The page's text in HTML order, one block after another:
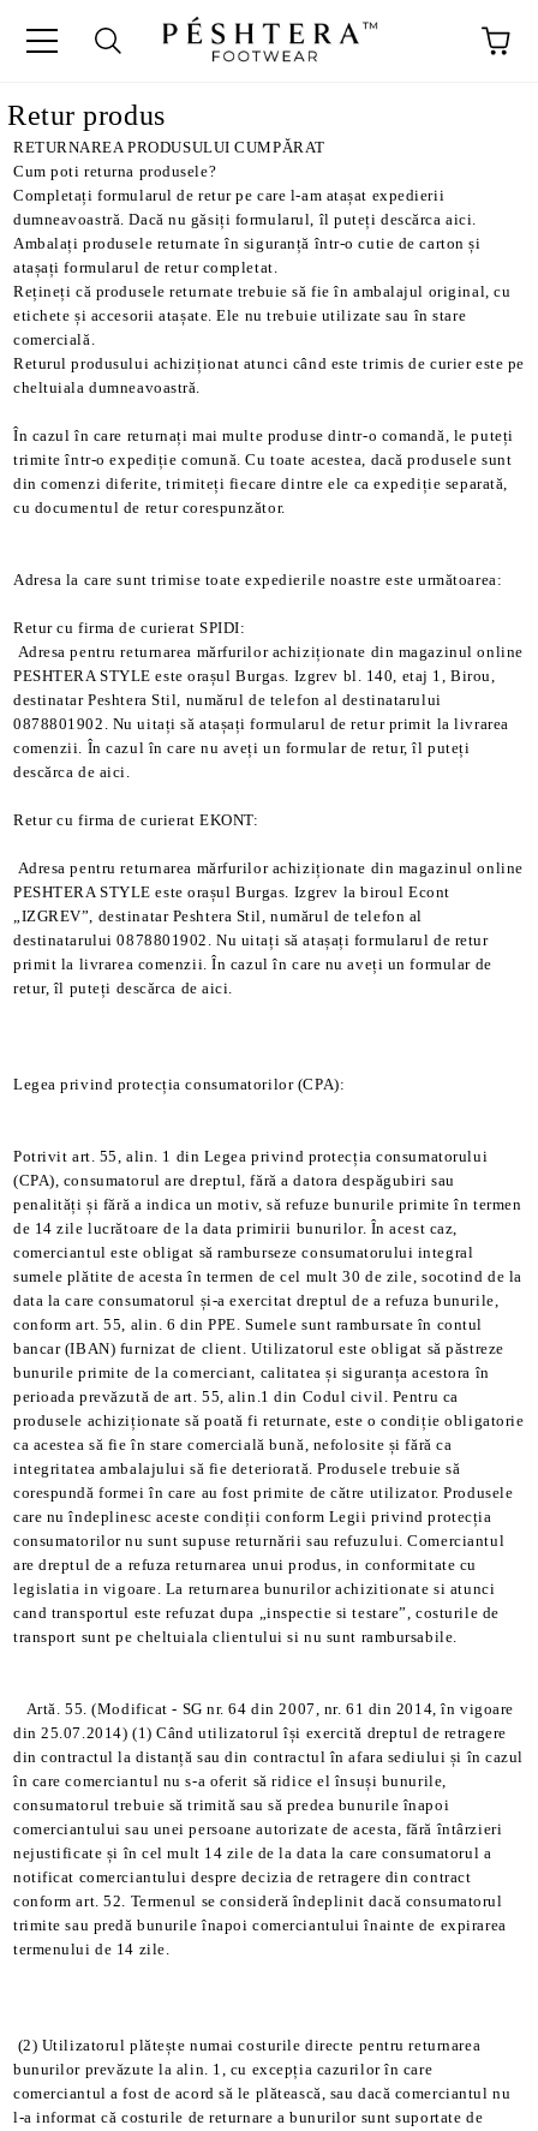
Retur produs
RETURNAREA PRODUSULUI CUMPĂRAT
Cum poti returna produsele?
Completați formularul de retur pe care l-am atașat expedierii
dumneavoastră. Dacă nu găsiți formularul, îl puteți descărca aici.
Ambalați produsele returnate în siguranță într-o cutie de carton și
atașați formularul de retur completat.
Rețineți că produsele returnate trebuie să fie în ambalajul original, cu
etichete și accesorii atașate. Ele nu trebuie utilizate sau în stare
comercială.
Returul produsului achiziționat atunci când este trimis de curier este pe
cheltuiala dumneavoastră.
În cazul în care returnați mai multe produse dintr-o comandă, le puteți
trimite într-o expediție comună. Cu toate acestea, dacă produsele sunt
din comenzi diferite, trimiteți fiecare dintre ele ca expediție separată,
cu documentul de retur corespunzător.
Adresa la care sunt trimise toate expedierile noastre este următoarea:
Retur cu firma de curierat SPIDI:
Adresa pentru returnarea mărfurilor achiziționate din magazinul online
PESHTERA STYLE este orașul Burgas. Izgrev bl. 140, etaj 1, Birou,
destinatar Peshtera Stil, numărul de telefon al destinatarului
0878801902. Nu uitați să atașați formularul de retur primit la livrarea
comenzii. În cazul în care nu aveți un formular de retur, îl puteți
descărca de aici.
Retur cu firma de curierat EKONT:
Adresa pentru returnarea mărfurilor achiziționate din magazinul online
PESHTERA STYLE este orașul Burgas. Izgrev la biroul Econt
„IZGREV”, destinatar Peshtera Stil, numărul de telefon al
destinatarului 0878801902. Nu uitați să atașați formularul de retur
primit la livrarea comenzii. În cazul în care nu aveți un formular de
retur, îl puteți descărca de aici.
Legea privind protecția consumatorilor (CPA):
Potrivit art. 55, alin. 1 din Legea privind protecția consumatorului
(CPA), consumatorul are dreptul, fără a datora despăgubiri sau
penalități și fără a indica un motiv, să refuze bunurile primite în termen
de 14 zile lucrătoare de la data primirii bunurilor. În acest caz,
comerciantul este obligat să ramburseze consumatorului integral
sumele plătite de acesta în termen de cel mult 30 de zile, socotind de la
data la care consumatorul și-a exercitat dreptul de a refuza bunurile,
conform art. 55, alin. 6 din PPE. Sumele sunt rambursate în contul
bancar (IBAN) furnizat de client. Utilizatorul este obligat să păstreze
bunurile primite de la comerciant, calitatea și siguranța acestora în
perioada prevăzută de art. 55, alin.1 din Codul civil. Pentru ca
produsele achiziționate să poată fi returnate, este o condiție obligatorie
ca acestea să fie în stare comercială bună, nefolosite și fără ca
integritatea ambalajului să fie deteriorată. Produsele trebuie să
corespundă formei în care au fost primite de către utilizator. Produsele
care nu îndeplinesc aceste condiții conform Legii privind protecția
consumatorilor nu sunt supuse returnării sau refuzului. Comerciantul
are dreptul de a refuza returnarea unui produs, in conformitate cu
legislatia in vigoare. La returnarea bunurilor achizitionate si atunci
cand transportul este refuzat dupa „inspectie si testare”, costurile de
transport sunt pe cheltuiala clientului si nu sunt rambursabile.
Artă. 55. (Modificat - SG nr. 64 din 2007, nr. 61 din 2014, în vigoare
din 25.07.2014) (1) Când utilizatorul își exercită dreptul de retragere
din contractul la distanță sau din contractul în afara sediului și în cazul
în care comerciantul nu s-a oferit să ridice el însuși bunurile,
consumatorul trebuie să trimită sau să predea bunurile înapoi
comerciantului sau unei persoane autorizate de acesta, fără întârzieri
nejustificate și în cel mult 14 zile de la data la care consumatorul a
notificat comerciantului despre decizia de retragere din contract
conform art. 52. Termenul se consideră îndeplinit dacă consumatorul
trimite sau predă bunurile înapoi comerciantului înainte de expirarea
termenului de 14 zile.
(2) Utilizatorul plătește numai costurile directe pentru returnarea
bunurilor prevăzute la alin. 1, cu excepția cazurilor în care
comerciantul a fost de acord să le plătească, sau dacă comerciantul nu
l-a informat că costurile de returnare a bunurilor sunt suportate de